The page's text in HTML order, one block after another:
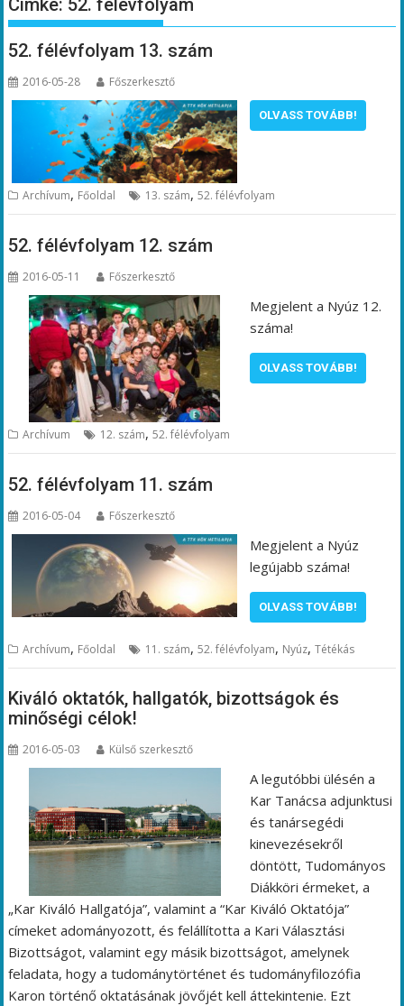
Címke: 52. félévfolyam
52. félévfolyam 13. szám
2016-05-28 Főszerkesztő
OLVASS TOVÁBB!
Archívum, Főoldal 13. szám,52. félévfolyam
52. félévfolyam 12. szám
2016-05-11 Főszerkesztő
Megjelent a Nyúz 12.
száma!
OLVASS TOVÁBB!
Archívum 12. szám,52. félévfolyam
52. félévfolyam 11. szám
2016-05-04 Főszerkesztő
Megjelent a Nyúz
legújabb száma!
OLVASS TOVÁBB!
Archívum, Főoldal 11. szám,52. félévfolyam, Nyúz,Tétékás
Kiváló oktatók, hallgatók, bizottságok és
minőségi célok!
2016-05-03 Külső szerkesztő
A legutóbbi ülésén a
Kar Tanácsa adjunktusi
és tanársegédi
kinevezésekről
döntött, Tudományos
Diákköri érmeket, a
„Kar Kiváló Hallgatója”, valamint a “Kar Kiváló Oktatója”
címeket adományozott, és felállította a Kari Választási
Bizottságot, valamint egy másik bizottságot, amelynek
feladata, hogy a tudománytörténet és tudományfilozófia
Karon történő oktatásának jövőjét kell áttekintenie. Ezt